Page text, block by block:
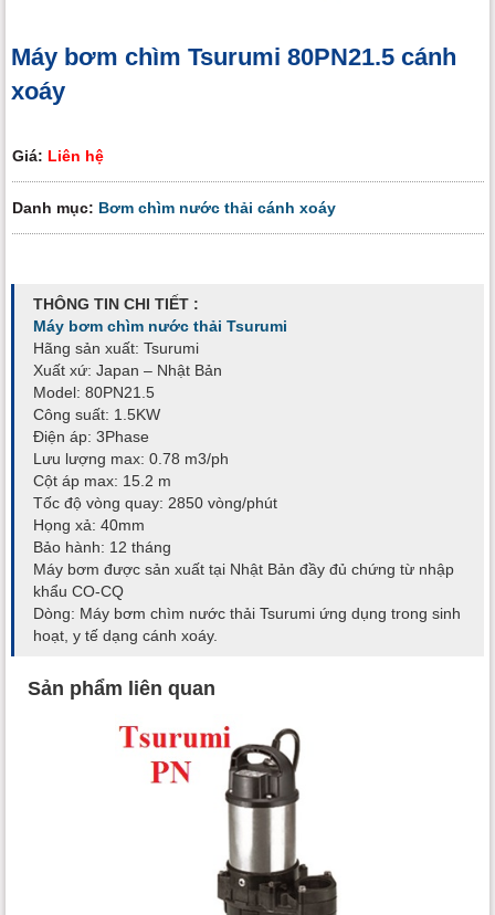
Máy bơm chìm Tsurumi 80PN21.5 cánh
xoáy
Giá: Liên hệ
Danh mục: Bơm chìm nước thải cánh xoáy
THÔNG TIN CHI TIẾT :
Máy bơm chìm nước thải Tsurumi
Hãng sản xuất: Tsurumi
Xuất xứ: Japan – Nhật Bản
Model: 80PN21.5
Công suất: 1.5KW
Điện áp: 3Phase
Lưu lượng max: 0.78 m3/ph
Cột áp max: 15.2 m
Tốc độ vòng quay: 2850 vòng/phút
Họng xả: 40mm
Bảo hành: 12 tháng
Máy bơm được sản xuất tại Nhật Bản đầy đủ chứng từ nhập
khẩu CO-CQ
Dòng: Máy bơm chìm nước thải Tsurumi ứng dụng trong sinh
hoạt, y tế dạng cánh xoáy.
Sản phẩm liên quan